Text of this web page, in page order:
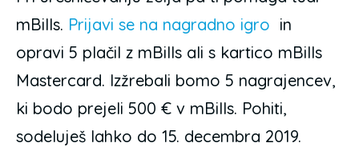
mBills. Prijavi se na nagradno igro in
opravi 5 plačil z mBills ali s kartico mBills
Mastercard. Izžrebali bomo 5 nagrajencev,
ki bodo prejeli 500 € v mBills. Pohiti,
sodeluješ lahko do 15. decembra 2019.